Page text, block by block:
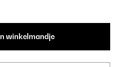
winkelmandje